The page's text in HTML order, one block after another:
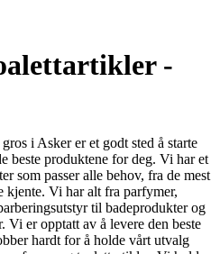
-
i Asker er et godt sted å starte
beste produktene for deg. Vi har et
som passer alle behov, fra de mest
Vi har alt fra parfymer,
til badeprodukter og
Vi er opptatt av å levere den beste
hardt for å holde vårt utvalg